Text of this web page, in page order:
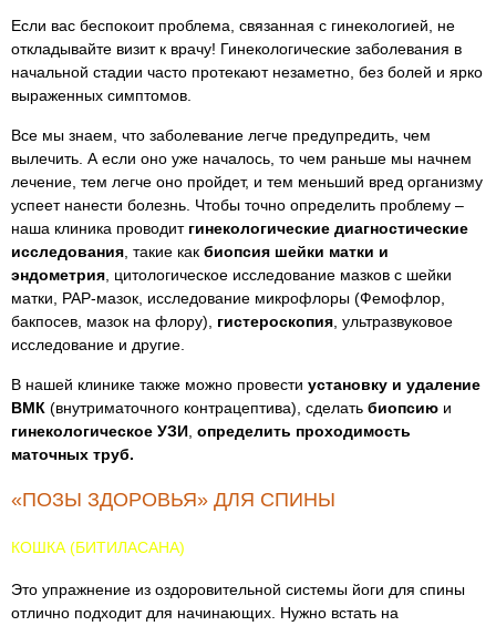
Если вас беспокоит проблема, связанная с гинекологией, не
откладывайте визит к врачу! Гинекологические заболевания в
начальной стадии часто протекают незаметно, без болей и ярко
выраженных симптомов.
Все мы знаем, что заболевание легче предупредить, чем
вылечить. А если оно уже началось, то чем раньше мы начнем
лечение, тем легче оно пройдет, и тем меньший вред организму
успеет нанести болезнь. Чтобы точно определить проблему –
наша клиника проводит гинекологические диагностические
исследования , такие как биопсия шейки матки и
эндометрия , цитологическое исследование мазков с шейки
матки, PAP-мазок, исследование микрофлоры (Фемофлор,
бакпосев, мазок на флору), гистероскопия , ультразвуковое
исследование и другие.
В нашей клинике также можно провести установку и удаление
ВМК (внутриматочного контрацептива), сделать биопсию и
гинекологическое УЗИ определить проходимость
маточных труб.
«ПОЗЫ ЗДОРОВЬЯ» ДЛЯ СПИНЫ
КОШКА (БИТИЛАСАНА)
Это упражнение из оздоровительной системы йоги для спины
отлично подходит для начинающих. Нужно встать на